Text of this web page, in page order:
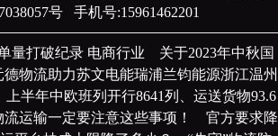
号手机号:15961462201
量打破纪录 电商行业 关于2023年中秋国
德物流助力苏文电能瑞浦兰钧能源浙江温州
上半年中欧班列开行8641列、运送货物93.6
流运输一定要注意这些事项！ 官方要求降